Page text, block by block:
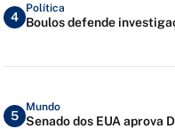
4
Política
Boulos defende
5
Mundo
Senado dos EUA aprova